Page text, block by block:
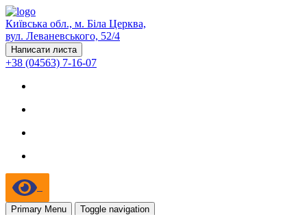
Київська обл., м. Біла Церква,
вул. Леваневського, 52/4
Написати листа
+38 (04563) 7-16-07
Primary Menu Toggle navigation